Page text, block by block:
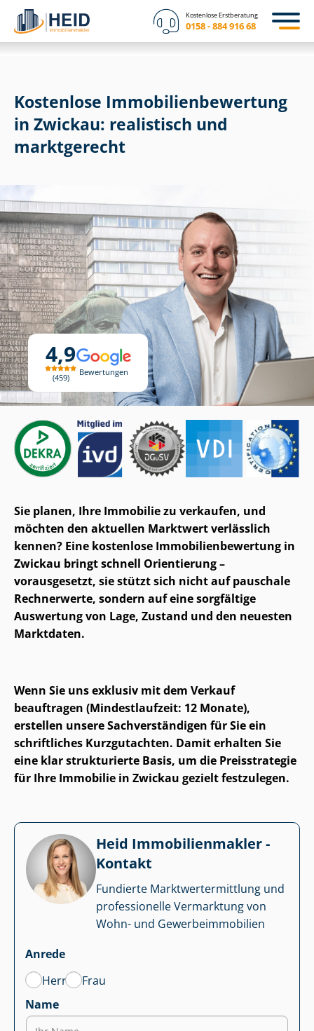
Kostenlose Erstberatung
0158 - 884 916 68
4,9
459
Bewertungen
Kostenlose Im­mo­bi­li­en­be­wer­tung
in Zwickau: realistisch und
marktgerecht
Sie planen, Ihre Immobilie zu verkaufen, und
möchten den aktuellen Marktwert verlässlich
kennen? Eine kostenlose Im­mo­bi­li­en­be­wer­tung in
Zwickau bringt schnell Orientierung –
vorausgesetzt, sie stützt sich nicht auf pauschale
Rechnerwerte, sondern auf eine sorgfältige
Auswertung von Lage, Zustand und den neuesten
Marktdaten.
Wenn Sie uns exklusiv mit dem Verkauf
beauftragen (Mindestlaufzeit: 12 Monate),
erstellen unsere Sach­ver­stän­di­gen für Sie ein
schriftliches Kurzgutachten. Damit erhalten Sie
eine klar strukturierte Basis, um die Preisstrategie
für Ihre Immobilie in Zwickau gezielt festzulegen.
Heid Im­mo­bi­li­en­mak­ler -
Kontakt
Fundierte Markt­wert­ermitt­lung und
professionelle Vermarktung von
Wohn- und Ge­wer­be­im­mo­bi­li­en
Anrede
Herr
Frau
Name